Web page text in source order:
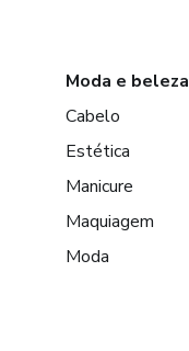
Moda e beleza
Cabelo
Estética
Manicure
Maquiagem
Moda